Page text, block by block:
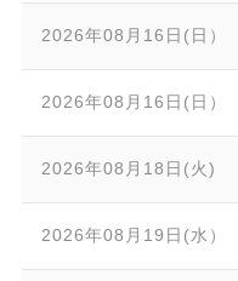
2026年08月16日(日）
2026年08月16日(日）
2026年08月18日(火)
2026年08月19日(水）